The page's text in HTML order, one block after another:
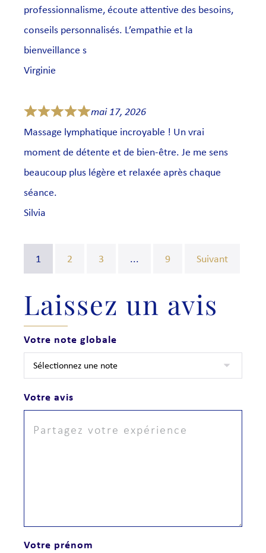
professionnalisme, écoute attentive des besoins,
conseils personnalisés. L’empathie et la
bienveillance s
Virginie
mai 17, 2026
Massage lymphatique incroyable ! Un vrai
moment de détente et de bien-être. Je me sens
beaucoup plus légère et relaxée après chaque
séance.
Silvia
1 2 3 ... 9 Suivant
Laissez un avis
Votre note globale
Votre avis
Votre prénom